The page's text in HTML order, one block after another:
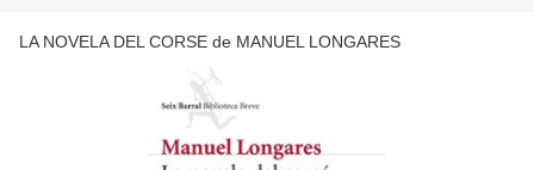
LA NOVELA DEL CORSE de MANUEL LONGARES